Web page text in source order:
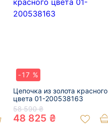
-17 %
Цепочка из золота красного
цвета 01-200538163
58 590 ₴
48 825 ₴